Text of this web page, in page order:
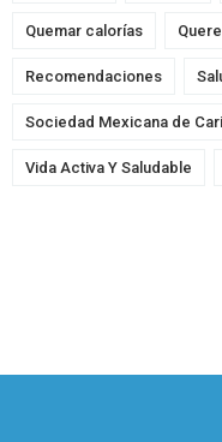
Quemar calorías
Recomendaciones
Sociedad Mexicana de
Vida Activa Y Saludable